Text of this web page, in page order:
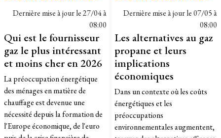
Dernière mise à jour le27/04 à
08:00
Qui est le fournisseur
gaz le plus intéressant
et moins cher en 2026
La préoccupation énergétique
des ménages en matière de
chauffage est devenue une
nécessité depuis la formation de
l'Europe économique, de l'euro
Dernière mise à jour le07/05 à
08:00
Les alternatives au gaz
propane et leurs
implications
économiques
Dans un contexte où les coûts
énergétiques et les
préoccupations
environnementales augmentent,